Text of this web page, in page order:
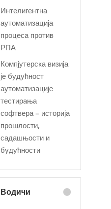
Интелигентна
аутоматизација
процеса против
РПА
Компјутерска визија
је будућност
аутоматизације
тестирања
софтвера – историја
прошлости,
садашњости и
будућности
Водичи